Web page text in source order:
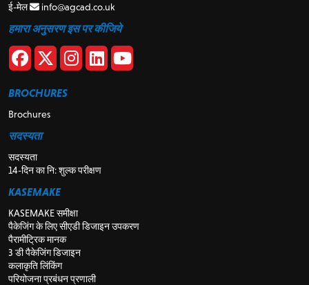
ई-मेल
info@agcad.co.uk
हमारा अनुसरण इस पर कीजिये
BROCHURES
Brochures
सदस्यता
सदस्यता
14-दिन का नि: शुल्क परीक्षण
KASEMAKE
KASEMAKE समीक्षा
पैकेजिंग के लिए सीएडी डिजाइन उपकरण
पैरामीट्रिक मानक
3 डी पैकेजिंग डिजाइन
कलाकृति लिंकिंग
परियोजना प्रबंधन प्रणाली